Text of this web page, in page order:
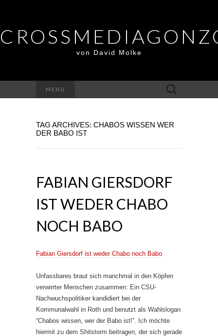
von David Molke
MENU
Suche
nach:
TAG ARCHIVES: CHABOS WISSEN WER
DER BABO IST
FABIAN GIERSDORF
IST WEDER CHABO
NOCH BABO
Fabian Giersdorf ist weder Chabo noch Babo
Unfassbares braut sich manchmal in den Köpfen
verwirrter Menschen zusammen: Ein CSU-
Nachwuchspolitiker kandidiert bei der
Kommunalwahl in Roth und benutzt als Wahlslogan
“Chabos wissen, wer der Babo ist!”. Ich möchte
hiermit zu dem Shitstorm beitragen, der sich gerade